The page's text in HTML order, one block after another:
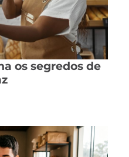
os segredos de